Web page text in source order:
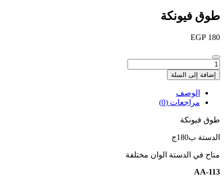
طوق فيونكة
EGP 180
كمية
طوق
فيونكة
إضافة إلى السلة
الوصف
مراجعات (0)
طوق فيونكة
الدستة ب180ج
متاح في الدستة الوان مختلفة
AA-113